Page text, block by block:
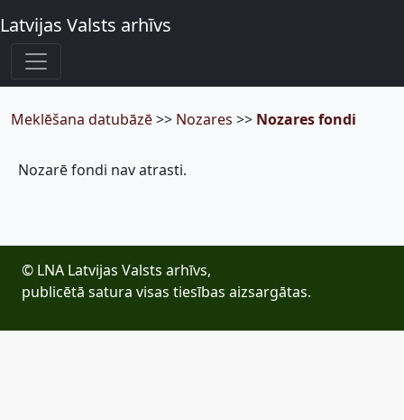
Latvijas Valsts arhīvs
Meklēšana datubāzē>> Nozares >> Nozares fondi
Nozarē fondi nav atrasti.
© LNA Latvijas Valsts arhīvs,
publicētā satura visas tiesības aizsargātas.